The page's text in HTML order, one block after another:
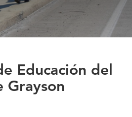
Educación del
Grayson